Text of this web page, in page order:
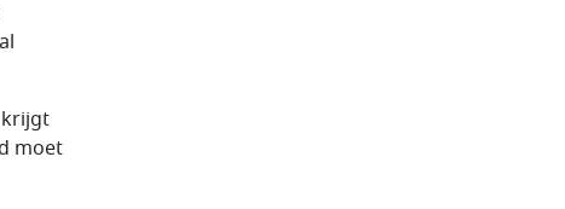
krijgt
moet